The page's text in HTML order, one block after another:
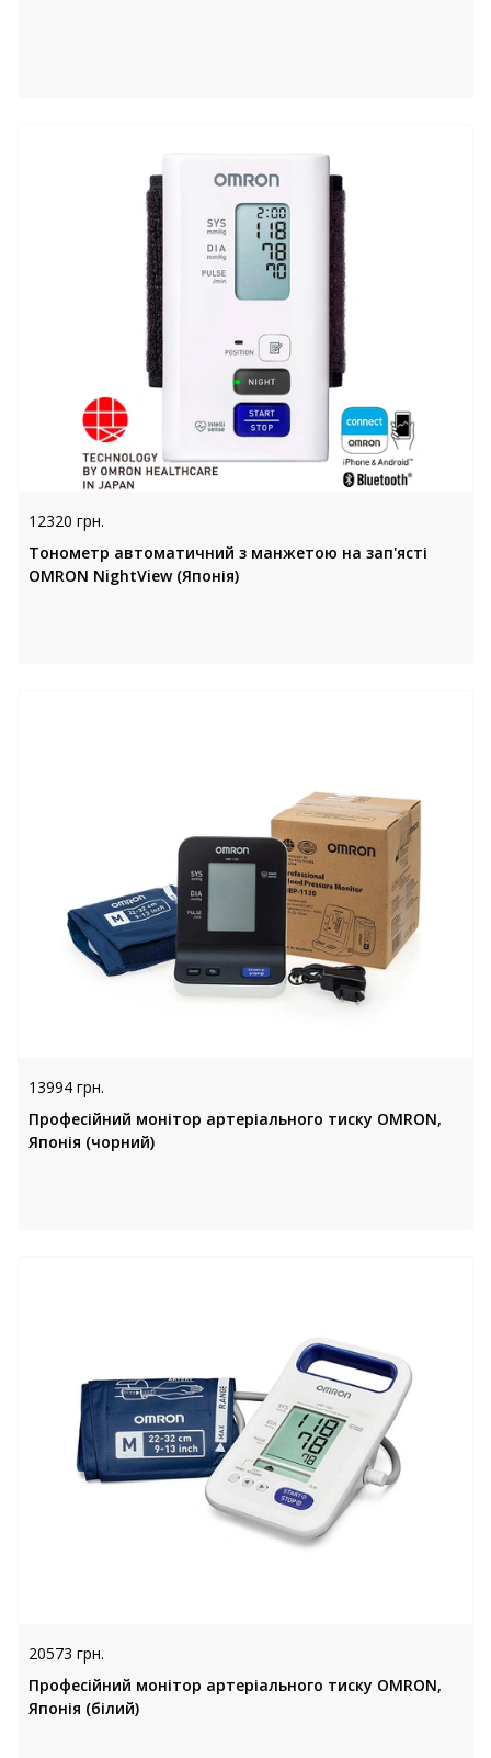
12320 грн.
Тонометр автоматичний з манжетою на зап'ясті
OMRON NightView (Японія)
13994 грн.
Професійний монітор артеріального тиску OMRON,
Японія (чорний)
20573 грн.
Професійний монітор артеріального тиску OMRON,
Японія (білий)